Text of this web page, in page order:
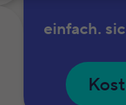
einfach.